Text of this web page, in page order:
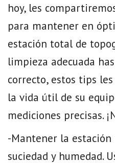
hoy, les
para mantener en
estación total de
limpieza adecuada
correcto, estos tips
la vida útil de su
mediciones precisas.
-Mantener la
suciedad y humedad.